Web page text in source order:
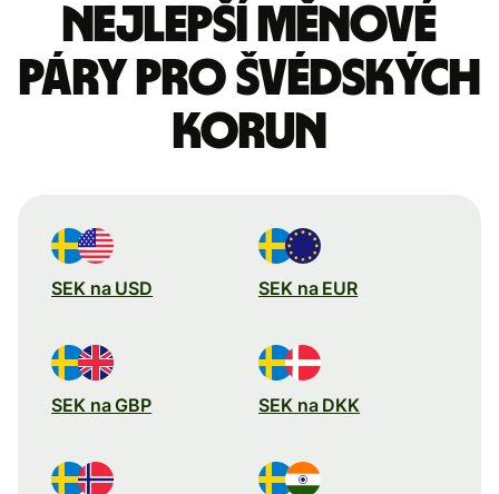
Nejlepší měnové
páry pro švédských
korun
SEK na USD SEK na EUR
SEK na GBP SEK na DKK